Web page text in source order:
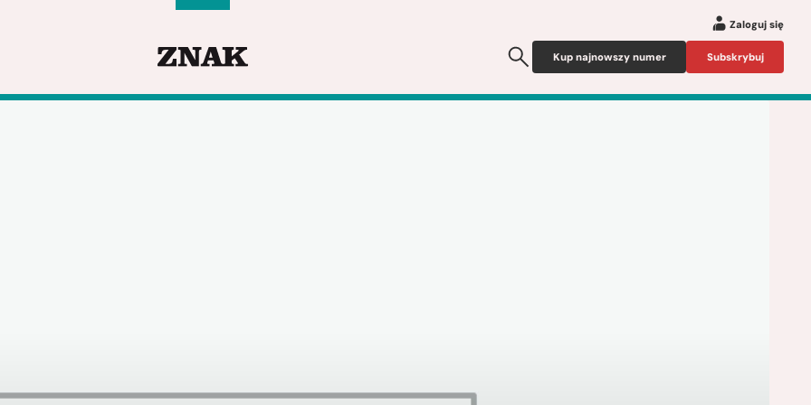
Zaloguj się
Kup najnowszy numer Subskrybuj